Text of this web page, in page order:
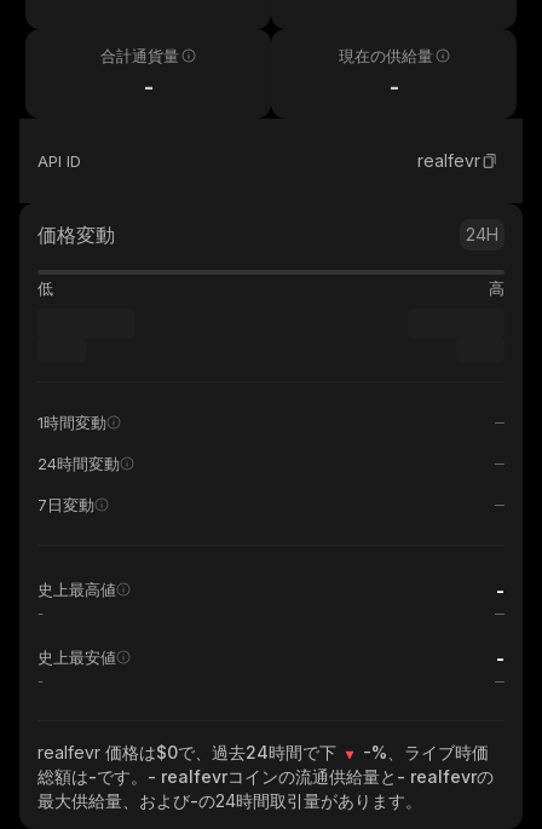
合計通貨量
-
現在の供給量
-
API ID realfevr
価格変動 24H
低 高
1時間変動
24時間変動
7日変動
史上最高値 -
-
史上最安値 -
-
realfevr 価格は$0で、過去24時間で下 -% 、ライブ時価
総額は-です。 - realfevrコインの流通供給量と - realfevrの
最大供給量、および-の24時間取引量があります。